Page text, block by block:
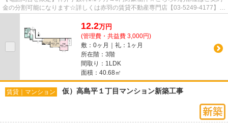
金の分割可能になります☆詳しくは赤羽の賃貸不動産専門店【03-5249-4177】
VISION赤羽店までご連絡下さい！！
12.2万円
(管理費・共益費 3,000円)
敷：0ヶ月｜礼：1ヶ月
所在階：3階
間取り：1LDK
面積：40.68㎡
賃貸｜マンション 仮）高島平１丁目マンション新築工事